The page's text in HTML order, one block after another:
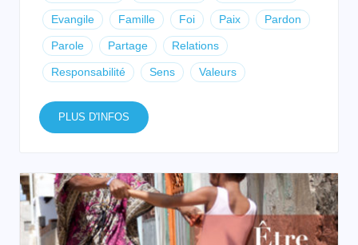
Evangile Famille Foi Paix Pardon
Parole Partage Relations
Responsabilité Sens Valeurs
PLUS D'INFOS